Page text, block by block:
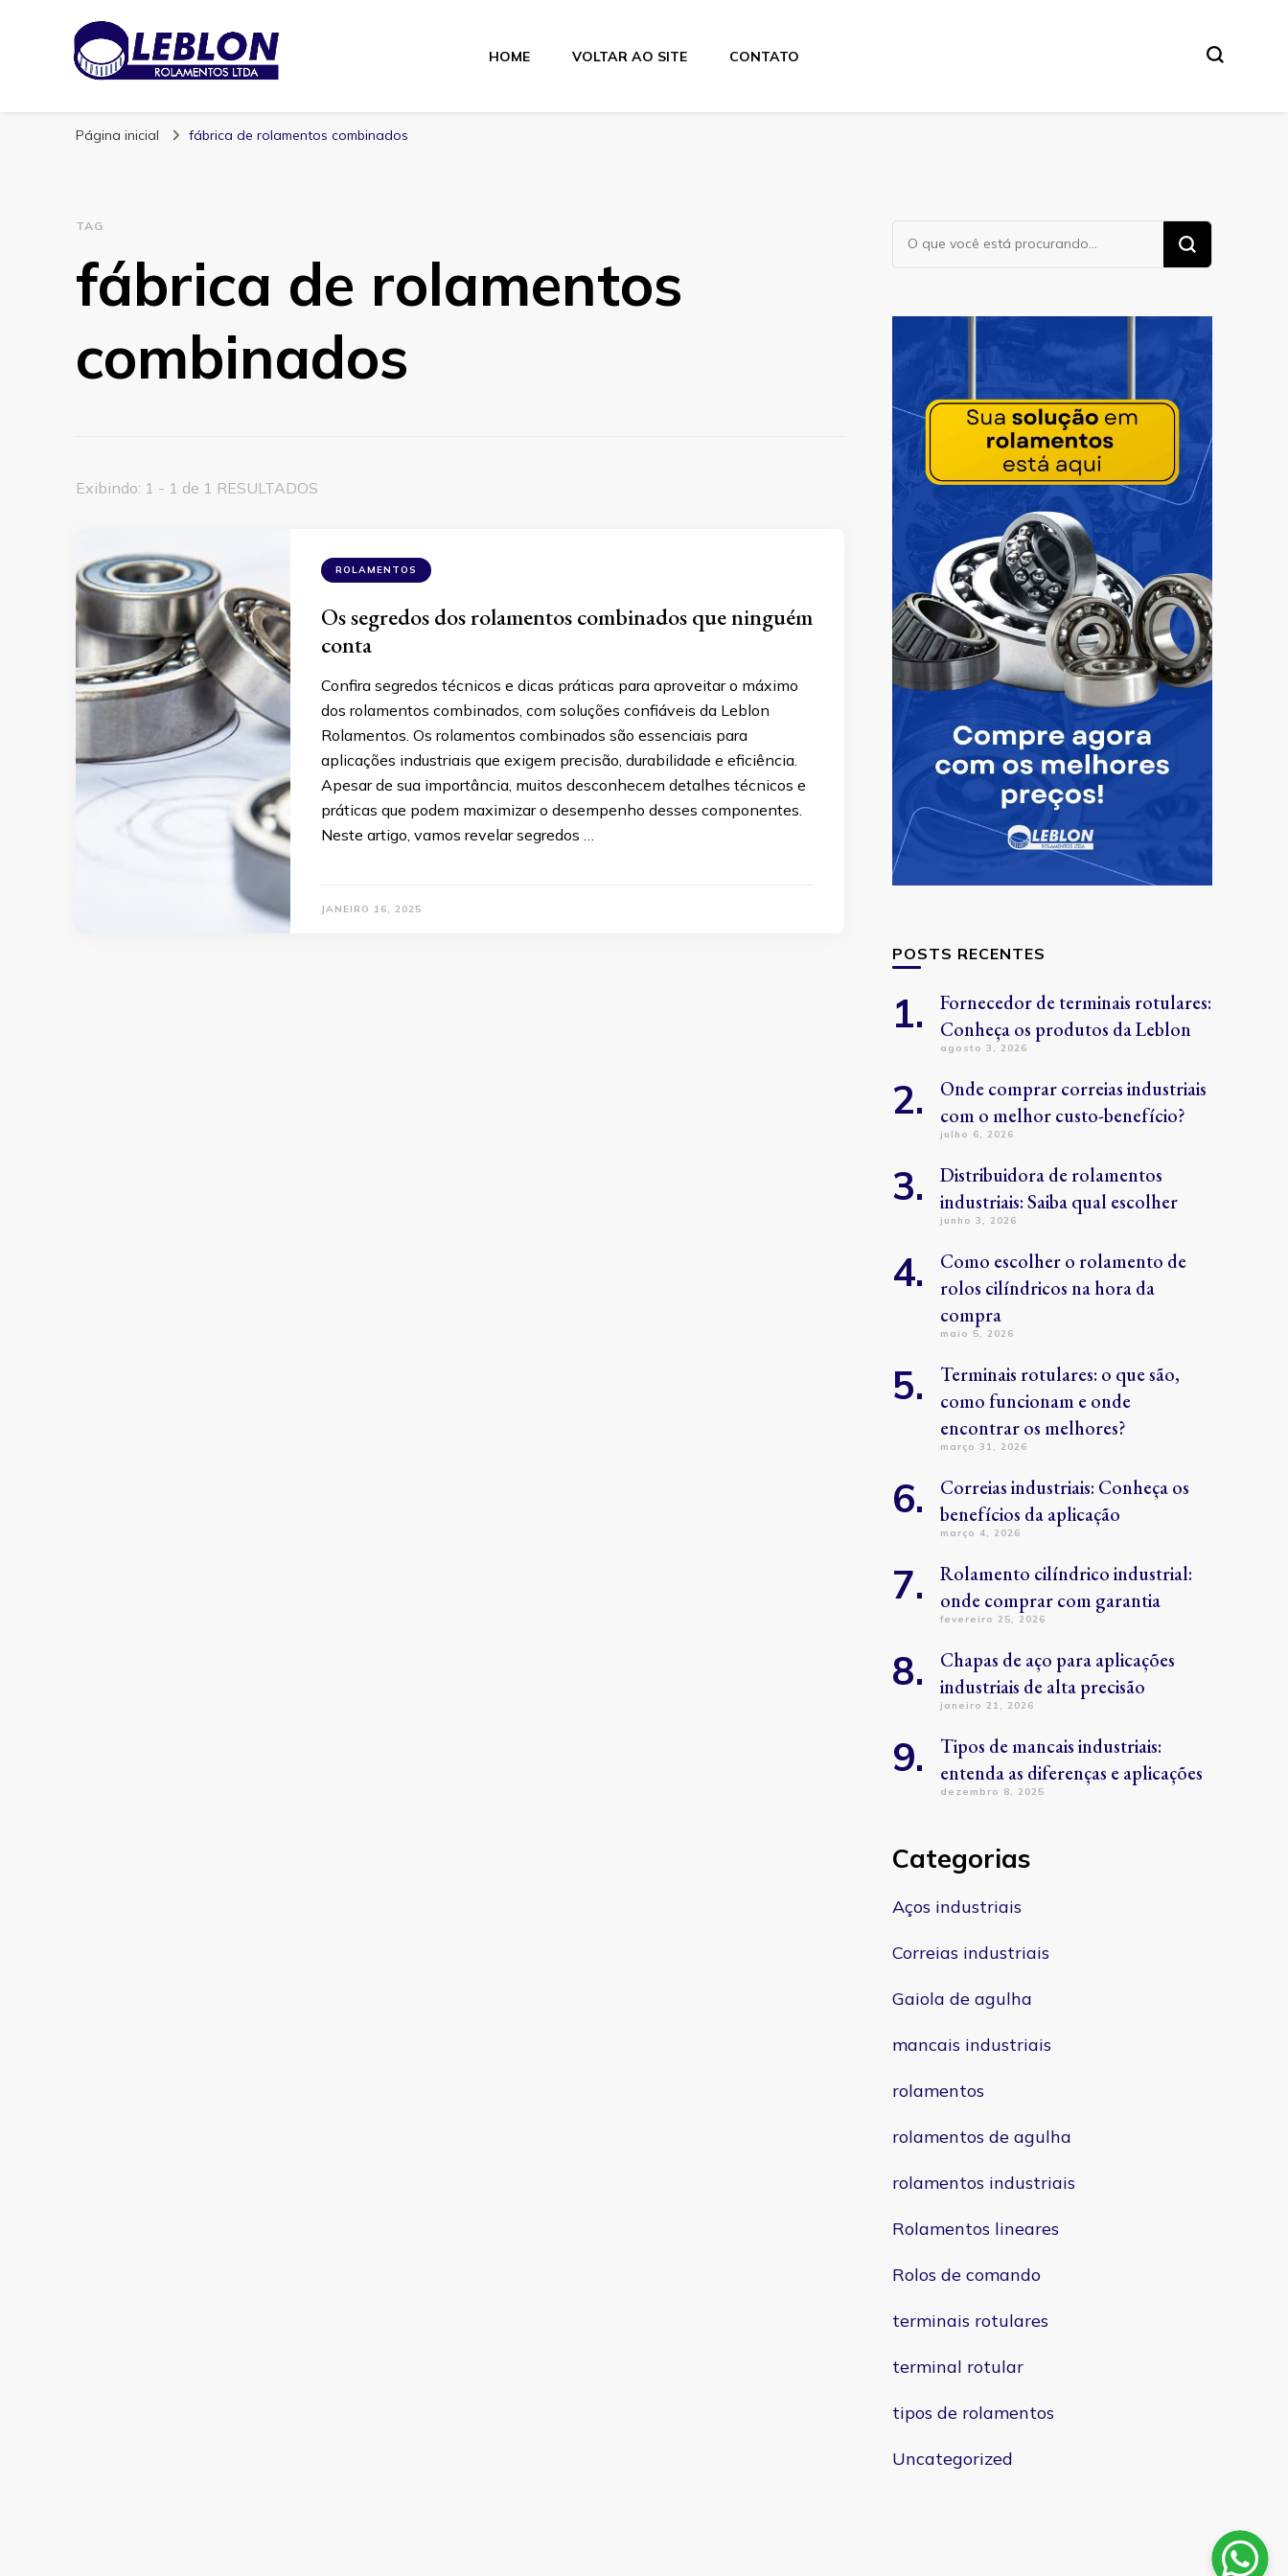
Blog | Leblon Rolamentos
HOME VOLTAR AO SITE CONTATO
Página inicial fábrica de rolamentos combinados
TAG
fábrica de rolamentos
combinados
Exibindo: 1 - 1 de 1 RESULTADOS
ROLAMENTOS
Os segredos dos rolamentos combinados que ninguém
conta
Confira segredos técnicos e dicas práticas para aproveitar o máximo
dos rolamentos combinados, com soluções confiáveis da Leblon
Rolamentos. Os rolamentos combinados são essenciais para
aplicações industriais que exigem precisão, durabilidade e eficiência.
Apesar de sua importância, muitos desconhecem detalhes técnicos e
práticas que podem maximizar o desempenho desses componentes.
Neste artigo, vamos revelar segredos …
JANEIRO 16, 2025
Procurando
algo?
POSTS RECENTES
Fornecedor de terminais rotulares:
Conheça os produtos da Leblon
agosto 3, 2026
Onde comprar correias industriais
com o melhor custo-benefício?
julho 6, 2026
Distribuidora de rolamentos
industriais: Saiba qual escolher
junho 3, 2026
Como escolher o rolamento de
rolos cilíndricos na hora da
compra
maio 5, 2026
Terminais rotulares: o que são,
como funcionam e onde
encontrar os melhores?
março 31, 2026
Correias industriais: Conheça os
benefícios da aplicação
março 4, 2026
Rolamento cilíndrico industrial:
onde comprar com garantia
fevereiro 25, 2026
Chapas de aço para aplicações
industriais de alta precisão
janeiro 21, 2026
Tipos de mancais industriais:
entenda as diferenças e aplicações
dezembro 8, 2025
Categorias
Aços industriais
Correias industriais
Gaiola de agulha
mancais industriais
rolamentos
rolamentos de agulha
rolamentos industriais
Rolamentos lineares
Rolos de comando
terminais rotulares
terminal rotular
tipos de rolamentos
Uncategorized